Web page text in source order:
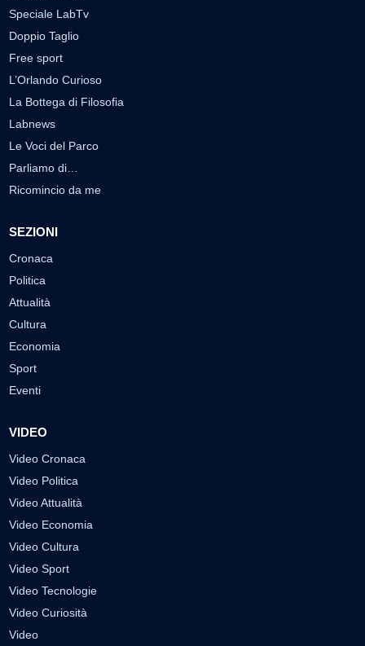
Speciale LabTv
Doppio Taglio
Free sport
L’Orlando Curioso
La Bottega di Filosofia
Labnews
Le Voci del Parco
Parliamo di…
Ricomincio da me
SEZIONI
Cronaca
Politica
Attualità
Cultura
Economia
Sport
Eventi
VIDEO
Video Cronaca
Video Politica
Video Attualità
Video Economia
Video Cultura
Video Sport
Video Tecnologie
Video Curiosità
Video